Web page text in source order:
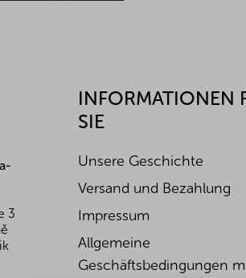
3
INFORMATIONEN
SIE
Unsere Geschichte
Versand und Bezahlung
Impressum
Allgemeine
Geschäftsbedingungen